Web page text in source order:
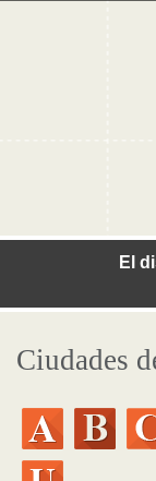
El
Ciudades